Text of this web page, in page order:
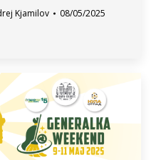
Kjamilov 08/05/2025